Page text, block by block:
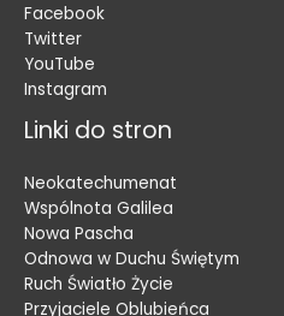
Facebook
Twitter
YouTube
Instagram
Linki do stron
Neokatechumenat
Wspólnota Galilea
Nowa Pascha
Odnowa w Duchu Świętym
Ruch Światło Życie
Przyjaciele Oblubieńca